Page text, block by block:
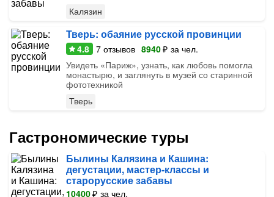
Калязин
Тверь: обаяние русской провинции
4.8 7 отзывов 8940₽ за чел.
Увидеть «Париж», узнать, как любовь помогла
монастырю, и заглянуть в музей со старинной
фототехникой
Тверь
Гастрономические туры
Былины Калязина и Кашина:
дегустации, мастер-классы и
старорусские забавы
10400₽ за чел.